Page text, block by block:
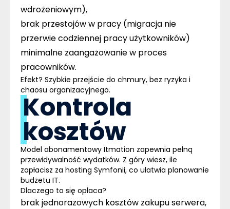
wdrożeniowym),
brak przestojów w pracy (migracja nie
przerwie codziennej pracy użytkowników)
minimalne zaangażowanie w proces
pracowników.
Efekt? Szybkie przejście do chmury, bez ryzyka i
chaosu organizacyjnego.
Kontrola
kosztów
Model abonamentowy Itmation zapewnia pełną
przewidywalność wydatków. Z góry wiesz, ile
zapłacisz za hosting Symfonii, co ułatwia planowanie
budżetu IT.
Dlaczego to się opłaca?
brak jednorazowych kosztów zakupu serwera,